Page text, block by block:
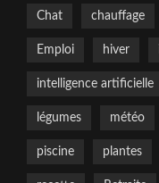
Chat chauffage
Emploi hiver
intelligence artificielle
légumes météo
piscine plantes